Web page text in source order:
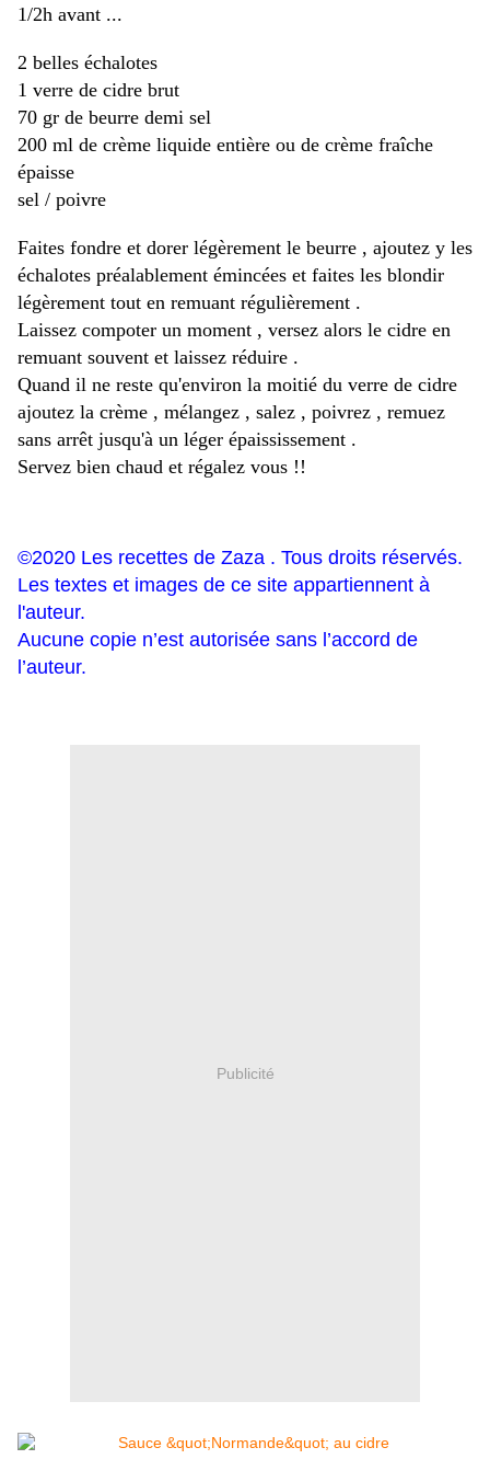
1/2h avant ...
2 belles échalotes
1 verre de cidre brut
70 gr de beurre demi sel
200 ml de crème liquide entière ou de crème fraîche
épaisse
sel / poivre
Faites fondre et dorer légèrement le beurre , ajoutez y les
échalotes préalablement émincées et faites les blondir
légèrement tout en remuant régulièrement .
Laissez compoter un moment , versez alors le cidre en
remuant souvent et laissez réduire .
Quand il ne reste qu'environ la moitié du verre de cidre
ajoutez la crème , mélangez , salez , poivrez , remuez
sans arrêt jusqu'à un léger épaississement .
Servez bien chaud et régalez vous !!
©2020 Les recettes de Zaza . Tous droits réservés.
Les textes et images de ce site appartiennent à
l'auteur.
Aucune copie n’est autorisée sans l’accord de
l’auteur.
Publicité